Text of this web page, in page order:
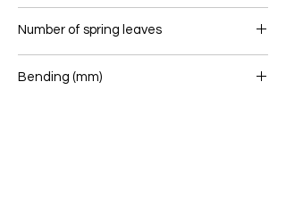
Number of spring leaves
Bending (mm)